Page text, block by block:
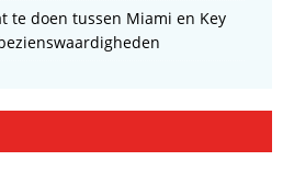
te doen tussen Miami en Key